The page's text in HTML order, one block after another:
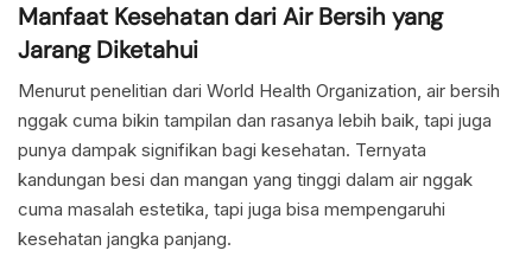
Manfaat Kesehatan dari Air Bersih yang
Jarang Diketahui
Menurut penelitian dari World Health Organization, air bersih
nggak cuma bikin tampilan dan rasanya lebih baik, tapi juga
punya dampak signifikan bagi kesehatan. Ternyata
kandungan besi dan mangan yang tinggi dalam air nggak
cuma masalah estetika, tapi juga bisa mempengaruhi
kesehatan jangka panjang.